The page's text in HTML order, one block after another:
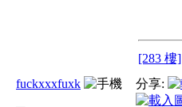
[283 樓]
fuckxxxfuxk
分享: